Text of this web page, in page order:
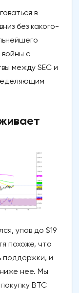
в
без какого-
с
между SEC и
упав до $19
похоже, что
поддержки, и
нее. Мы
BTC